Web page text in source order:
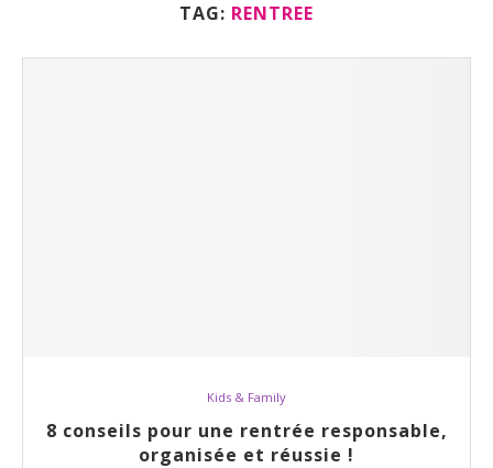
TAG: RENTREE
Kids & Family
8 conseils pour une rentrée responsable,
organisée et réussie !